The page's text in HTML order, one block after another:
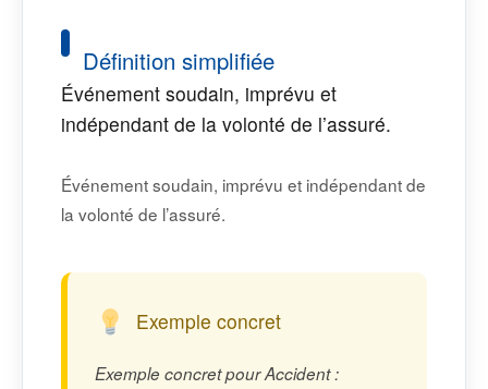
Définition simplifiée
Événement soudain, imprévu et
indépendant de la volonté de l’assuré.
Événement soudain, imprévu et indépendant de
la volonté de l’assuré.
Exemple concret
Exemple concret pour Accident :